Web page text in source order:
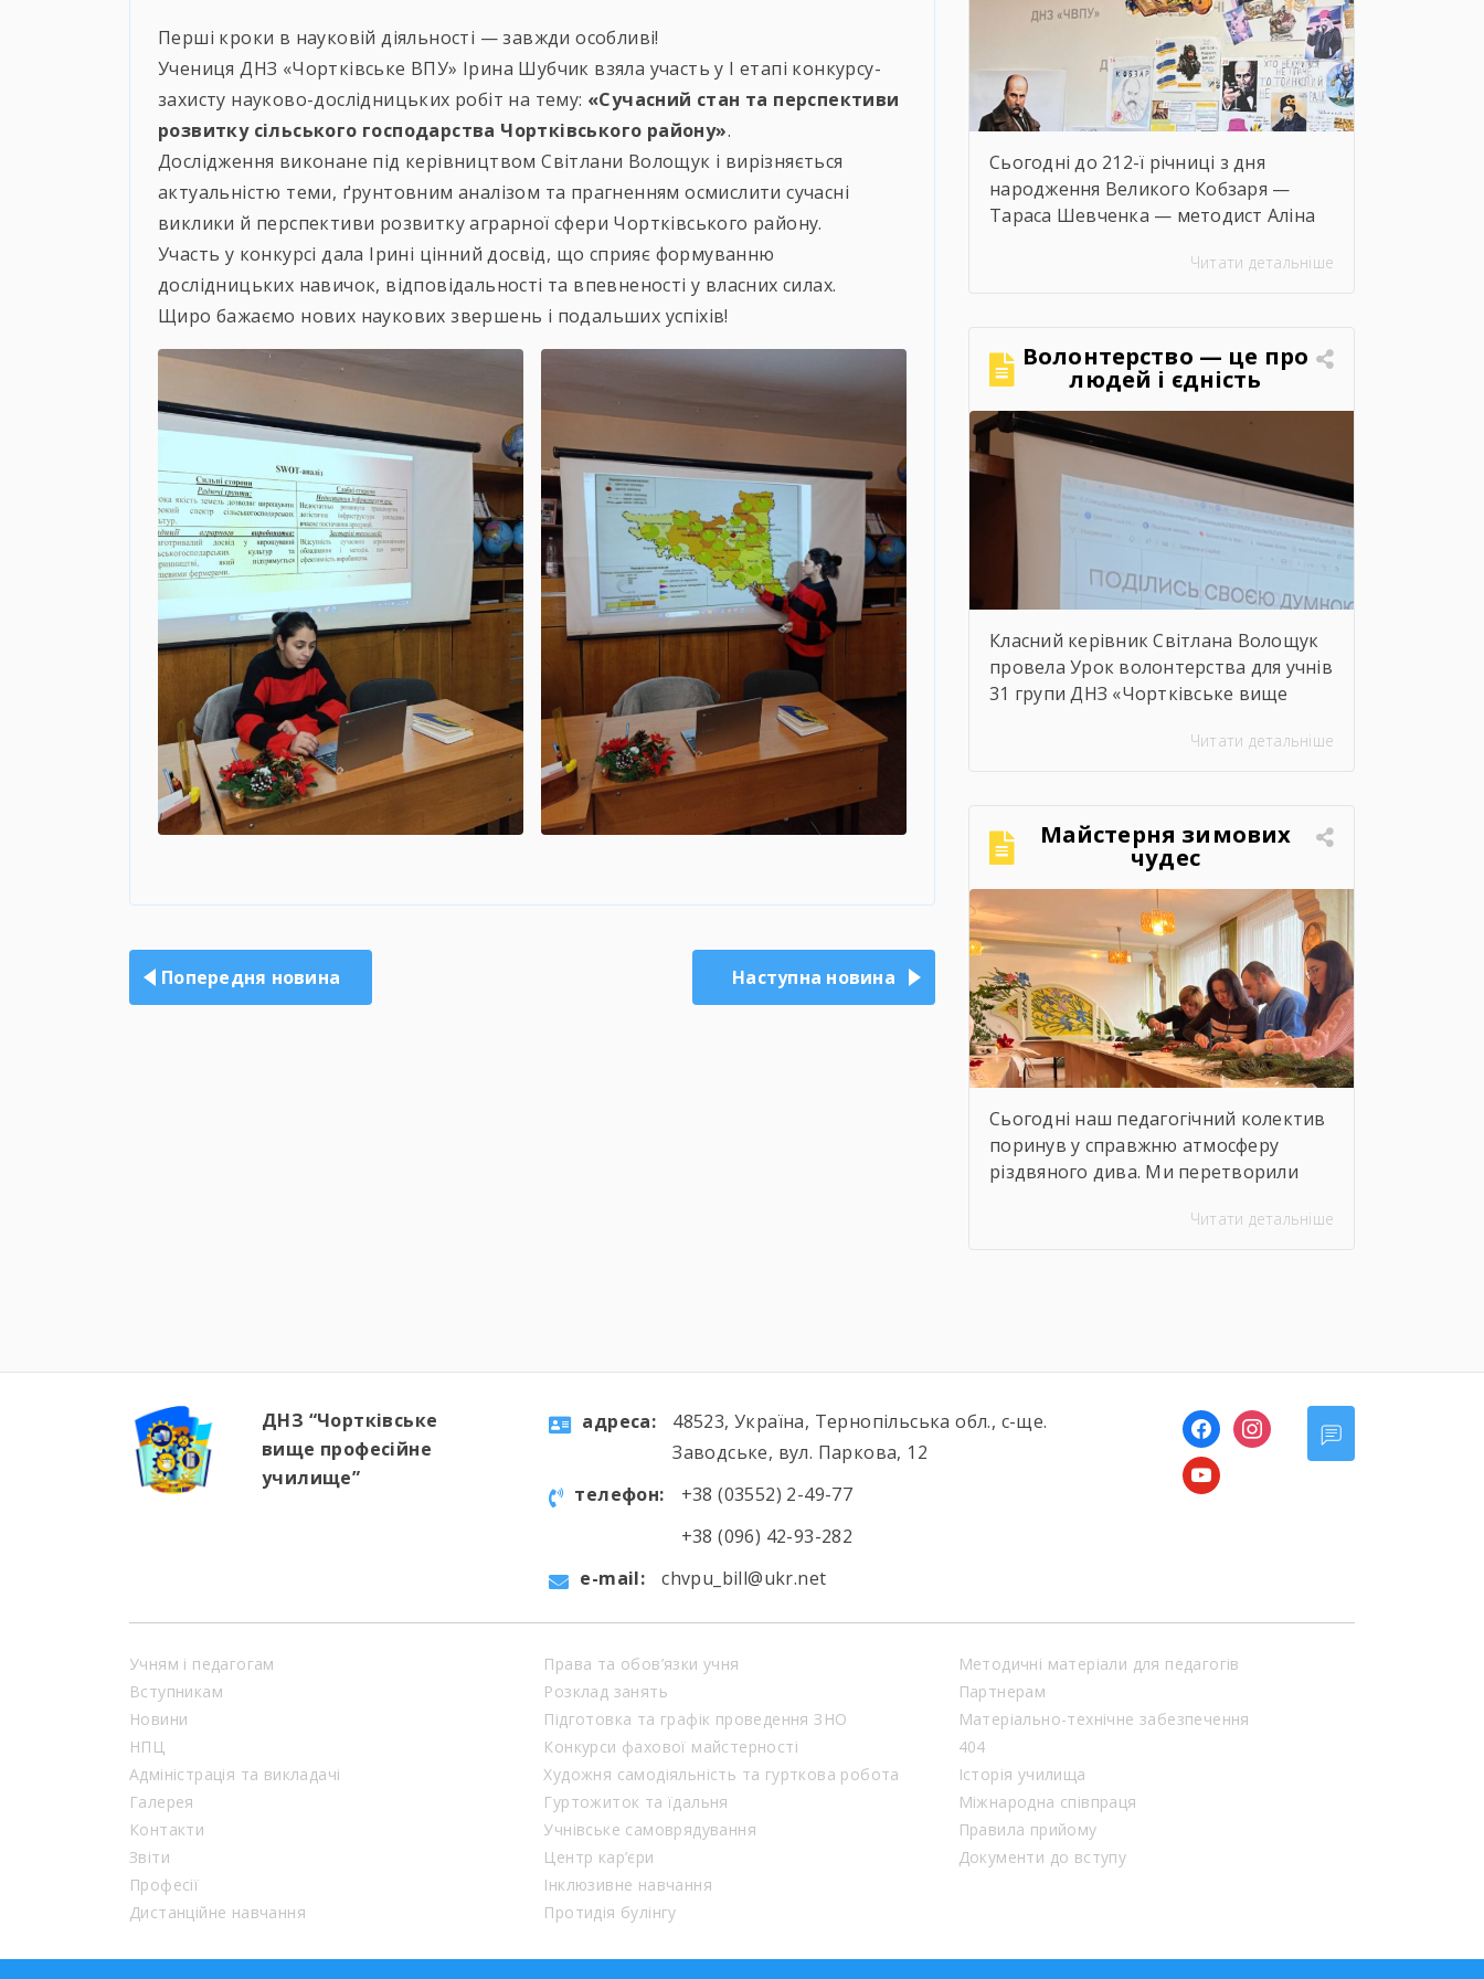
Перші кроки в науковій діяльності — завжди особливі!
Учениця ДНЗ «Чортківське ВПУ» Ірина Шубчик взяла участь у І етапі конкурсу-
захисту науково-дослідницьких робіт на тему: «Сучасний стан та перспективи
розвитку сільського господарства Чортківського району».
Дослідження виконане під керівництвом Світлани Волощук і вирізняється
актуальністю теми, ґрунтовним аналізом та прагненням осмислити сучасні
виклики й перспективи розвитку аграрної сфери Чортківського району.
Участь у конкурсі дала Ірині цінний досвід, що сприяє формуванню
дослідницьких навичок, відповідальності та впевненості у власних силах.
Щиро бажаємо нових наукових звершень і подальших успіхів!
записів
Попередня новина Наступна новина
Сьогодні до 212-ї річниці з дня
народження Великого Кобзаря —
Тараса Шевченка — методист Аліна
педагогів нашого навчального
творчій та натхненній атмосфері.
Учасники активно долучалися до
твір Великого Поета», декламували
поезії, а також разом виконали
безсмертний […]
Читати детальніше
Волонтерство — це про
людей і єдність
Класний керівник Світлана Волощук
провела Урок волонтерства для учнів
31 групи ДНЗ «Чортківське вище
умови не стали на заваді — урок
про підтримку, відповідальність і
силу маленьких добрих справ. Як
завжди, на допомогу прийшли колеги
— Віктор Дудяк та Юрій Шамрило,
довівши, що […]
Читати детальніше
Майстерня зимових
чудес
Сьогодні наш педагогічний колектив
поринув у справжню атмосферу
різдвяного дива. Ми перетворили
на творчу “Майстерню зимових
надихали нас на нові ідеї та дарували
відчуття єдності. […]
Читати детальніше
ДНЗ “Чортківське
вище професійне
училище”
aдресa:
48523, Україна, Тернопільська обл., с-ще.
Заводське, вул. Паркова, 12
телефон:
+38 (03552) 2-49-77
+38 (096) 42-93-282
e-mail:
chvpu_bill@ukr.net
facebookinstagram
youtube
Учням і педагогам
Вступникам
Новини
НПЦ
Адміністрація та викладачі
Галерея
Контакти
Звіти
Професії
Дистанційне навчання
Права та обов’язки учня
Розклад занять
Підготовка та графік проведення ЗНО
Конкурси фахової майстерності
Художня самодіяльність та гурткова робота
Гуртожиток та їдальня
Учнівське самоврядування
Центр кар’єри
Інклюзивне навчання
Протидія булінгу
Методичні матеріали для педагогів
Партнерам
Матеріально-технічне забезпечення
404
Історія училища
Міжнародна співпраця
Правила прийому
Документи до вступу